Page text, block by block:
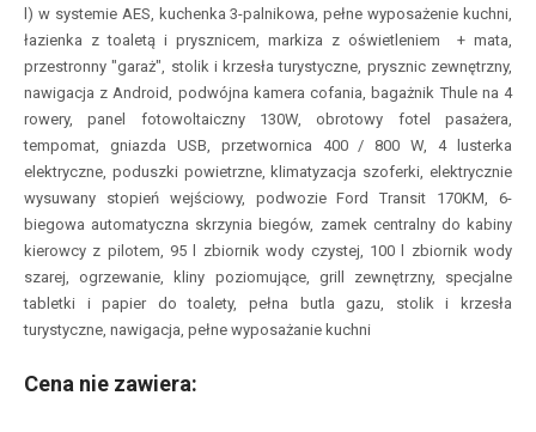
l) w systemie AES, kuchenka 3-palnikowa, pełne wyposażenie kuchni,
łazienka z toaletą i prysznicem, markiza z oświetleniem + mata,
przestronny "garaż", stolik i krzesła turystyczne, prysznic zewnętrzny,
nawigacja z Android, podwójna kamera cofania, bagażnik Thule na 4
rowery, panel fotowoltaiczny 130W, obrotowy fotel pasażera,
tempomat, gniazda USB, przetwornica 400 / 800 W, 4 lusterka
elektryczne, poduszki powietrzne, klimatyzacja szoferki, elektrycznie
wysuwany stopień wejściowy, podwozie Ford Transit 170KM, 6-
biegowa automatyczna skrzynia biegów, zamek centralny do kabiny
kierowcy z pilotem, 95 l zbiornik wody czystej, 100 l zbiornik wody
szarej, ogrzewanie, kliny poziomujące, grill zewnętrzny, specjalne
tabletki i papier do toalety, pełna butla gazu, stolik i krzesła
turystyczne, nawigacja, pełne wyposażanie kuchni
Cena nie zawiera: